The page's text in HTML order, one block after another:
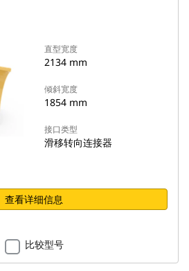
直型宽度
2134 mm
倾斜宽度
1854 mm
接口类型
滑移转向连接器
查看详细信息
比较型号